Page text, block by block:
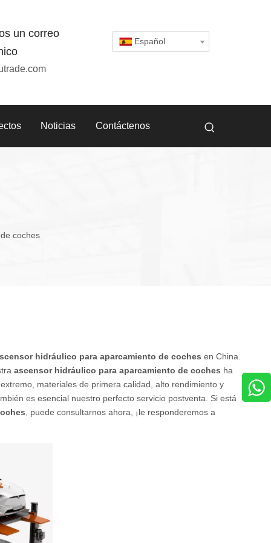
un correo
Español
Noticias Contáctenos
coches
hidráulico para aparcamiento de coches en China.
ascensor hidráulico para aparcamiento de coches ha
materiales de primera calidad, alto rendimiento y
es esencial nuestro perfecto servicio postventa. Si está
, puede consultarnos ahora, ¡le responderemos a